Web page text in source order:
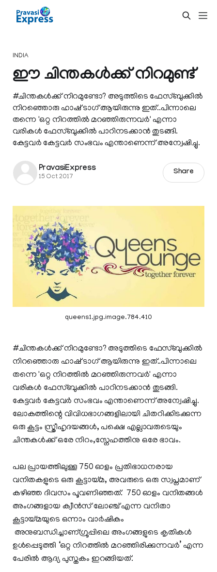
INDIA
ഈ ചിന്തകള്‍ക്ക് നിറമുണ്ട്
#ചിന്തകള്‍ക്ക് നിറമുണ്ടോ? അടുത്തിടെ ഫേസ്ബുക്കില്‍
നിറഞ്ഞൊരു ഹാഷ് ടാഗ് ആയിരുന്നു ഇത്..പിന്നാലെ
തന്നെ 'ഒറ്റ നിറത്തില്‍ മറഞ്ഞിരുന്നവര്‍' എന്നാ
വരികള്‍ ഫേസ്ബുക്കില്‍ പാറിനടക്കാന്‍ തുടങ്ങി.
കേട്ടവര്‍ കേട്ടവര്‍ സംഭവം എന്താണെന്ന് അന്വേഷിച്ചു.
PravasiExpress
15 Oct 2017
Share
queens1.jpg.image.784.410
#ചിന്തകള്‍ക്ക് നിറമുണ്ടോ? അടുത്തിടെ ഫേസ്ബുക്കില്‍
നിറഞ്ഞൊരു ഹാഷ് ടാഗ് ആയിരുന്നു ഇത്..പിന്നാലെ
തന്നെ 'ഒറ്റ നിറത്തില്‍ മറഞ്ഞിരുന്നവര്‍' എന്നാ
വരികള്‍ ഫേസ്ബുക്കില്‍ പാറിനടക്കാന്‍ തുടങ്ങി.
കേട്ടവര്‍ കേട്ടവര്‍ സംഭവം എന്താണെന്ന് അന്വേഷിച്ചു.
ലോകത്തിന്റെ വിവിധഭാഗങ്ങളിലായി ചിതറിക്കിടക്കുന്ന
ഒരു കൂട്ടം സ്ത്രീഹൃദയങ്ങള്‍, പക്ഷെ എല്ലാവരുടെയും
ചിന്തകള്‍ക്ക് ഒരേ നിറം,സ്നേഹത്തിനു ഒരേ ഭാവം.
പല പ്രായത്തിലുള്ള 750 ഓളം പ്രതിഭാധനരായ
വനിതകളുടെ ഒരു കൂട്ടായ്മ, അവരുടെ ഒരു സ്വപ്നമാണ്
കഴിഞ്ഞ ദിവസം പൂവണിഞ്ഞത്. 750 ഓളം വനിതങ്ങൾ
അംഗങ്ങളായ ക്വീൻസ് ലോ‌ഞ്ച് എന്ന വനിതാ
കൂട്ടായ്മയുടെ ഒന്നാം വാര്‍ഷികം
അനുബന്ധിച്ചാണ്ഗ്രൂപ്പിലെ അംഗങ്ങളുടെ കൃതികൾ
ഉൾപ്പെടുത്തി ‘ഒറ്റ നിറത്തിൽ മറഞ്ഞിരിക്കുന്നവർ’ എന്ന
പേരിൽ ആദ്യ പുസ്തകം ഇറങ്ങിയത്.